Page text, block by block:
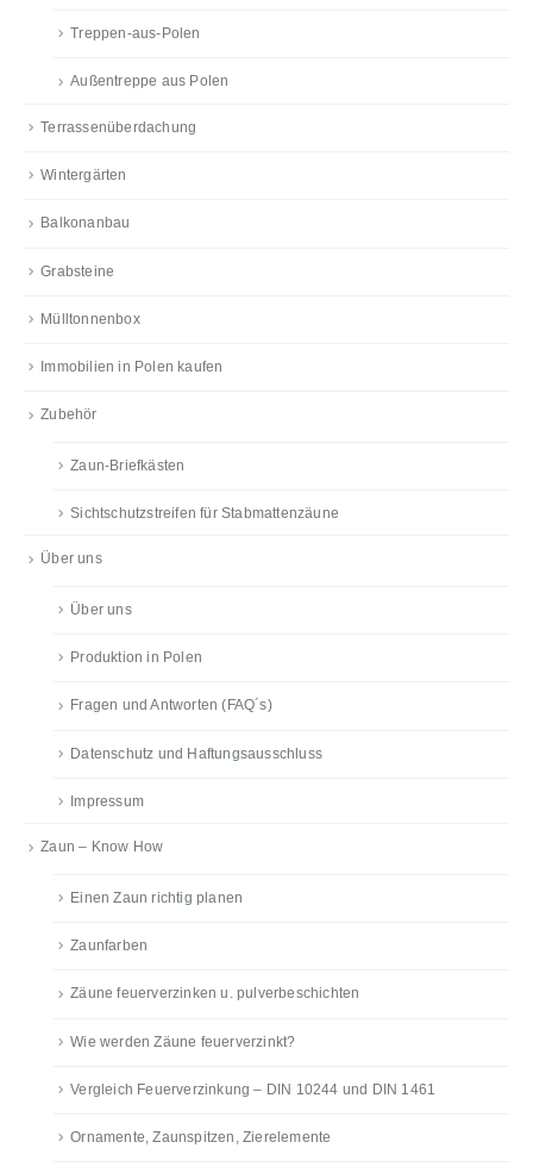
Treppen-aus-Polen
Außentreppe aus Polen
Terrassenüberdachung
Wintergärten
Balkonanbau
Grabsteine
Mülltonnenbox
Immobilien in Polen kaufen
Zubehör
Zaun-Briefkästen
Sichtschutzstreifen für Stabmattenzäune
Über uns
Über uns
Produktion in Polen
Fragen und Antworten (FAQ´s)
Datenschutz und Haftungsausschluss
Impressum
Zaun – Know How
Einen Zaun richtig planen
Zaunfarben
Zäune feuerverzinken u. pulverbeschichten
Wie werden Zäune feuerverzinkt?
Vergleich Feuerverzinkung – DIN 10244 und DIN 1461
Ornamente, Zaunspitzen, Zierelemente